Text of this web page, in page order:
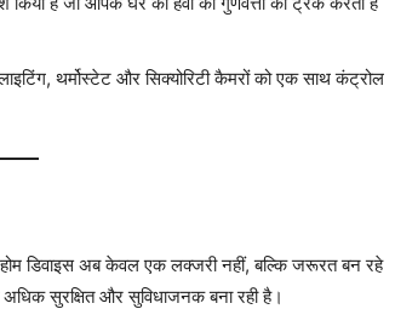
थर्मोस्टेट और सिक्योरिटी कैमरों को एक साथ कंट्रोल
डिवाइस अब केवल एक लक्जरी नहीं, बल्कि जरूरत बन रहे
सुरक्षित और सुविधाजनक बना रही है।